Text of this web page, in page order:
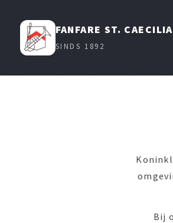
FANFARE ST.
SINDS 1892
Bij